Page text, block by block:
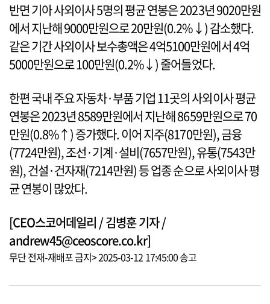
반면 기아 사외이사 5명의 평균 연봉은 2023년 9020만원
에서 지난해 9000만원으로 20만원(0.2%↓) 감소했다.
같은 기간 사외이사 보수총액은 4억5100만원에서 4억
5000만원으로 100만원(0.2%↓) 줄어들었다.
한편 국내 주요 자동차·부품 기업 11곳의 사외이사 평균
연봉은 2023년 8589만원에서 지난해 8659만원으로 70
만원(0.8%↑) 증가했다. 이어 지주(8170만원), 금융
(7724만원), 조선·기계·설비(7657만원), 유통(7543만
원), 건설·건자재(7214만원) 등 업종 순으로 사외이사 평
균 연봉이 많았다.
[CEO스코어데일리 / 김병훈 기자 /
andrew45@ceoscore.co.kr]
무단 전재-재배포 금지> 2025-03-12 17:45:00 송고